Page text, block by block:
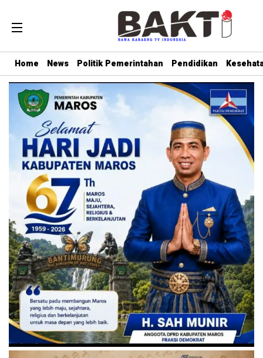
Home News Politik Pemerintahan Pendidikan